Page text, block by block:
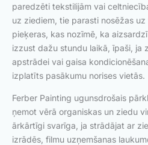
paredzēti tekstilijām vai
uz ziediem, tie parasti nosēžas
pieķeras, kas nozīmē, ka
izzust dažu stundu laikā, īpaši, ja
apstrādei vai gaisa
izplatīts pasākumu norises vietās.
Ferber Painting ugunsdrošais
ņemot vērā organiskas un ziedu
ārkārtīgi svarīga, ja strādājat ar
izrādēs, filmu uzņemšanas